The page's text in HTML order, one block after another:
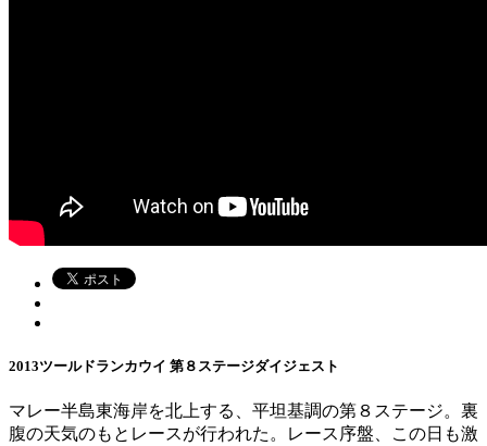
2013ツールドランカウイ 第８ステージダイジェスト
マレー半島東海岸を北上する、平坦基調の第８ステージ。裏
腹の天気のもとレースが行われた。レース序盤、この日も激